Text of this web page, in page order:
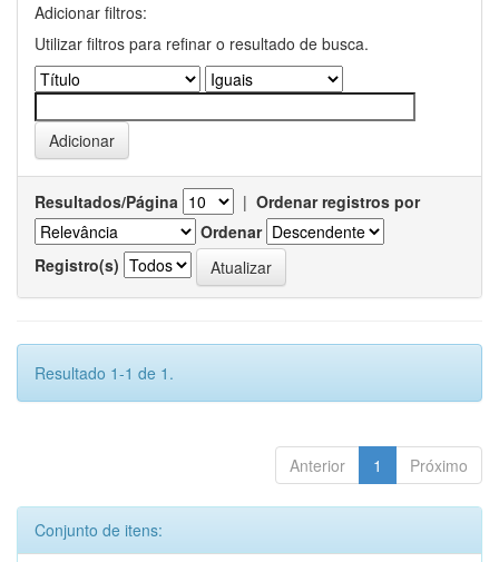
Adicionar filtros:
Utilizar filtros para refinar o resultado de busca.
Resultados/Página | Ordenar registros por
Ordenar
Registro(s)
Resultado 1-1 de 1.
Anterior 1 Próximo
Conjunto de itens: